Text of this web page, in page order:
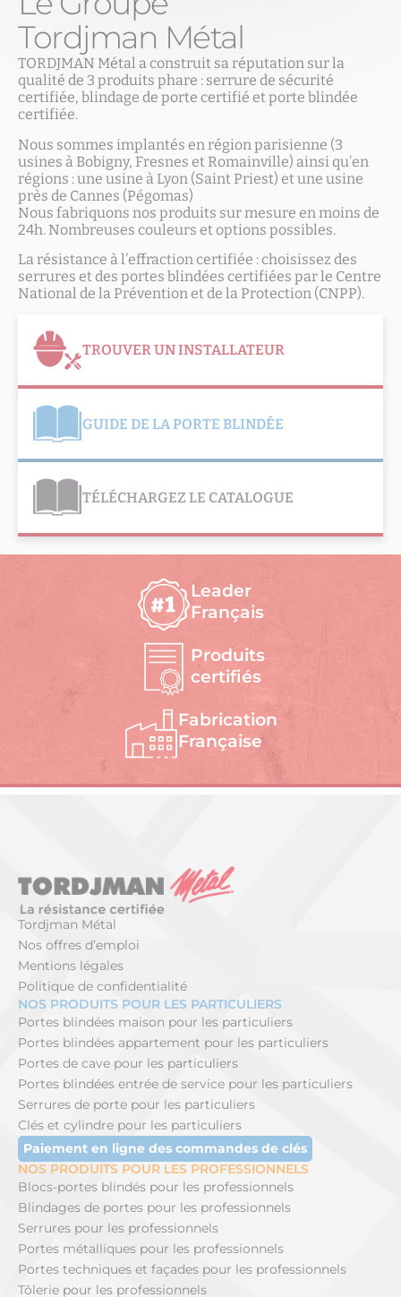
Tordjman Métal
TORDJMAN Métal a construit sa réputation sur la
qualité de 3 produits phare : serrure de sécurité
certifiée, blindage de porte certifié et porte blindée
certifiée.
Nous sommes implantés en région parisienne (3
usines à Bobigny, Fresnes et Romainville) ainsi qu’en
régions : une usine à Lyon (Saint Priest) et une usine
près de Cannes (Pégomas)
Nous fabriquons nos produits sur mesure en moins de
24h. Nombreuses couleurs et options possibles.
La résistance à l’effraction certifiée : choisissez des
serrures et des portes blindées certifiées par le Centre
National de la Prévention et de la Protection (CNPP).
TROUVER UN INSTALLATEUR
GUIDE DE LA PORTE BLINDÉE
TÉLÉCHARGEZ LE CATALOGUE
Leader
Français
Produits
certifiés
Fabrication
Française
Tordjman Métal
Nos offres d’emploi
Mentions légales
Politique de confidentialité
NOS PRODUITS POUR LES PARTICULIERS
Portes blindées maison pour les particuliers
Portes blindées appartement pour les particuliers
Portes de cave pour les particuliers
Portes blindées entrée de service pour les particuliers
Serrures de porte pour les particuliers
Clés et cylindre pour les particuliers
Paiement en ligne des commandes de clés
NOS PRODUITS POUR LES PROFESSIONNELS
Blocs-portes blindés pour les professionnels
Blindages de portes pour les professionnels
Serrures pour les professionnels
Portes métalliques pour les professionnels
Portes techniques et façades pour les professionnels
Tôlerie pour les professionnels